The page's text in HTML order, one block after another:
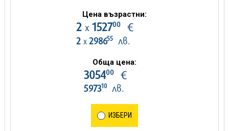
Цена възрастни:
2 х 152700€
2 х 298655лв.
Обща цена:
305400€
597310лв.
ИЗБЕРИ